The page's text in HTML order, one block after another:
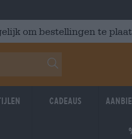
om bestellingen te
Cadeaus